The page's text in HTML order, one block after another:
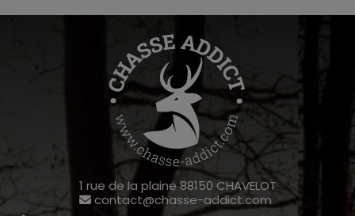
1 rue de la plaine 88150 CHAVELOT
contact@chasse-addict.com